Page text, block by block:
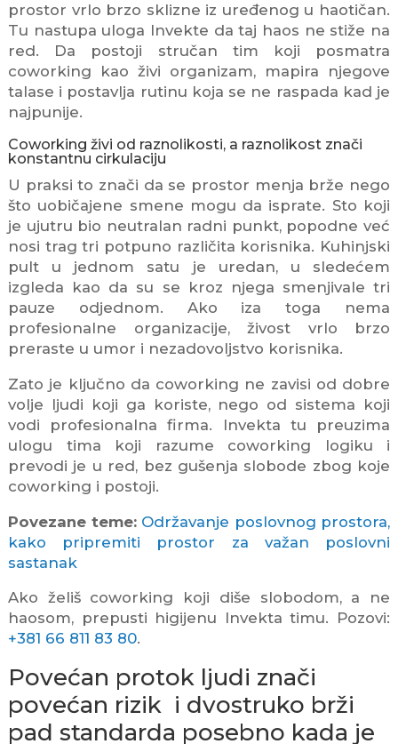
prostor vrlo brzo sklizne iz uređenog u haotičan.
Tu nastupa uloga Invekte da taj haos ne stiže na
red. Da postoji stručan tim koji posmatra
coworking kao živi organizam, mapira njegove
talase i postavlja rutinu koja se ne raspada kad je
najpunije.
Coworking živi od raznolikosti, a raznolikost znači
konstantnu cirkulaciju
U praksi to znači da se prostor menja brže nego
što uobičajene smene mogu da isprate. Sto koji
je ujutru bio neutralan radni punkt, popodne već
nosi trag tri potpuno različita korisnika. Kuhinjski
pult u jednom satu je uredan, u sledećem
izgleda kao da su se kroz njega smenjivale tri
pauze odjednom. Ako iza toga nema
profesionalne organizacije, živost vrlo brzo
preraste u umor i nezadovoljstvo korisnika.
Zato je ključno da coworking ne zavisi od dobre
volje ljudi koji ga koriste, nego od sistema koji
vodi profesionalna firma. Invekta tu preuzima
ulogu tima koji razume coworking logiku i
prevodi je u red, bez gušenja slobode zbog koje
coworking i postoji.
Povezane teme: Održavanje poslovnog prostora,
kako pripremiti prostor za važan poslovni
sastanak
Ako želiš coworking koji diše slobodom, a ne
haosom, prepusti higijenu Invekta timu. Pozovi:
+381 66 811 83 80.
Povećan protok ljudi znači
povećan rizik i dvostruko brži
pad standarda posebno kada je